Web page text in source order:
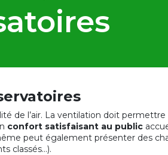
de l’air. La ventilation doit permettre
confort satisfaisant au public
peut également présenter des
classés…).